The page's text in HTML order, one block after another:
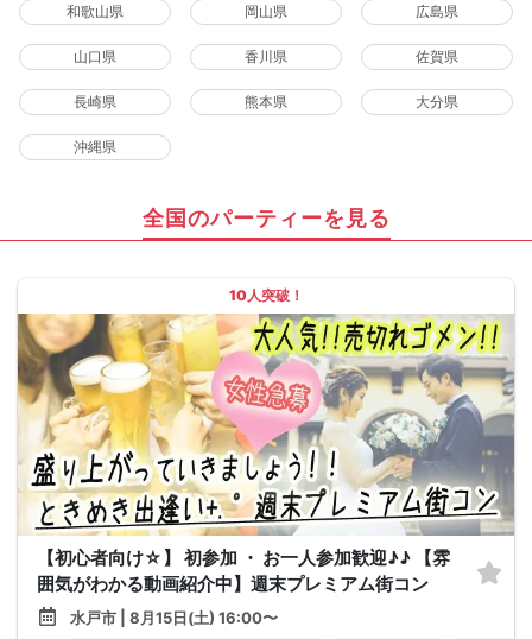
和歌山県 岡山県 広島県
山口県 香川県 佐賀県
長崎県 熊本県 大分県
沖縄県
全国のパーティーを見る
10人突破！
【初心者向け☆】 初参加 ・ お一人参加歓迎♪♪ 【雰
囲気がわかる動画紹介中】週末プレミアム街コン
水戸市 | 8月15日(土) 16:00〜